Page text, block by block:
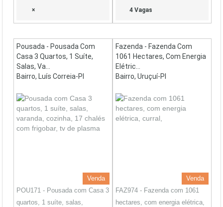
× 4 Vagas
Pousada - Pousada Com
Casa 3 Quartos, 1 Suíte,
Salas, Va...
Bairro, Luís Correia-PI
Venda
POU171 - Pousada com Casa 3
quartos, 1 suíte, salas,
Fazenda - Fazenda Com
1061 Hectares, Com Energia
Elétric...
Bairro, Uruçuí-PI
Venda
FAZ974 - Fazenda com 1061
hectares, com energia elétrica,